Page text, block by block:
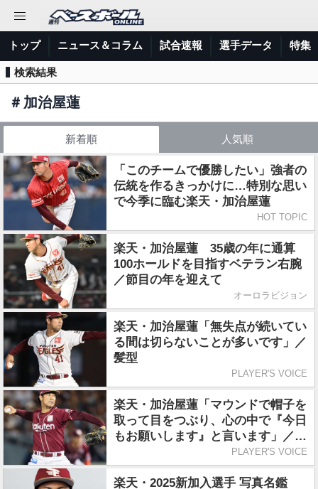
トップ ニュース＆コラム 試合速報 選手データ 特集
検索結果
＃ 加治屋蓮
新着順 人気順
「このチームで優勝したい」強者の
伝統を作るきっかけに…特別な思い
で今季に臨む楽天・加治屋蓮
HOT TOPIC
楽天・加治屋蓮 35歳の年に通算
100ホールドを目指すベテラン右腕
／節目の年を迎えて
オーロラビジョン
楽天・加治屋蓮「無失点が続いてい
る間は切らないことが多いです」／
髪型
PLAYER'S VOICE
楽天・加治屋蓮「マウンドで帽子を
取って目をつぶり、心の中で『今日
もお願いします』と言います」／ル
PLAYER'S VOICE
楽天・2025新加入選手 写真名鑑